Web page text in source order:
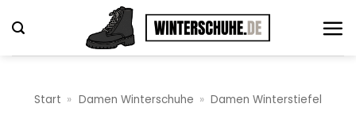
Inhalt
springen
Start » Damen Winterschuhe » Damen Winterstiefel